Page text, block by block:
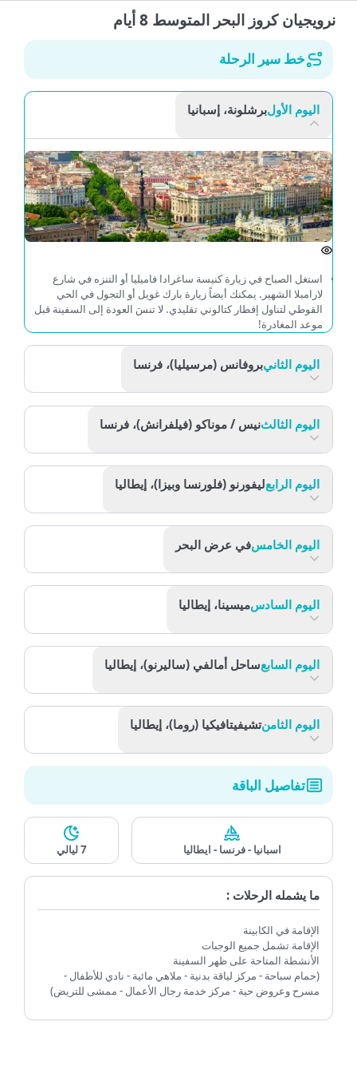
نرويجيان كروز البحر المتوسط 8 أيام
خط سير الرحلة
اليوم الأولبرشلونة، إسبانيا
استغل الصباح في زيارة كنيسة ساغرادا فاميليا أو التنزه في شارع
لارامبلا الشهير. يمكنك أيضاً زيارة بارك غويل أو التجول في الحي
القوطي لتناول إفطار كتالوني تقليدي. لا تنسَ العودة إلى السفينة قبل
موعد المغادرة!
اليوم الثاني
اليوم الثالث
اليوم الرابعليفورنو (فلورنسا وبيزا)، إيطاليا
اليوم الخامسفي عرض البحر
اليوم السادسميسينا، إيطاليا
اليوم السابعساحل أمالفي (ساليرنو)، إيطاليا
اليوم الثامنتشيفيتافيكيا (روما)، إيطاليا
اسبانيا - فرنسا - ايطاليا
ما يشمله الرحلات :
الإقامة في الكابينة
الإقامة تشمل جميع الوجبات
الأنشطة المتاحة على ظهر السفينة